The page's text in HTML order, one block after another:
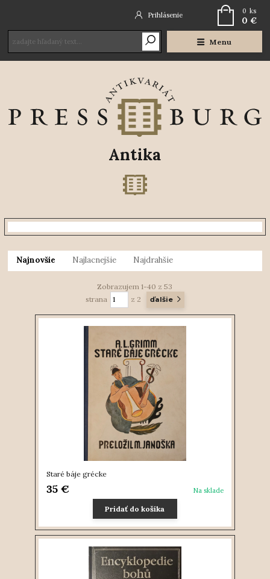
Menu
Prihlásenie 0 ks
0 €
Antika
Najnovšie Najlacnejšie Najdrahšie
Zobrazujem 1-40 z 53
strana
z 2 ďalšie
Staré báje grécke
35 € Na sklade
Pridať do košíka